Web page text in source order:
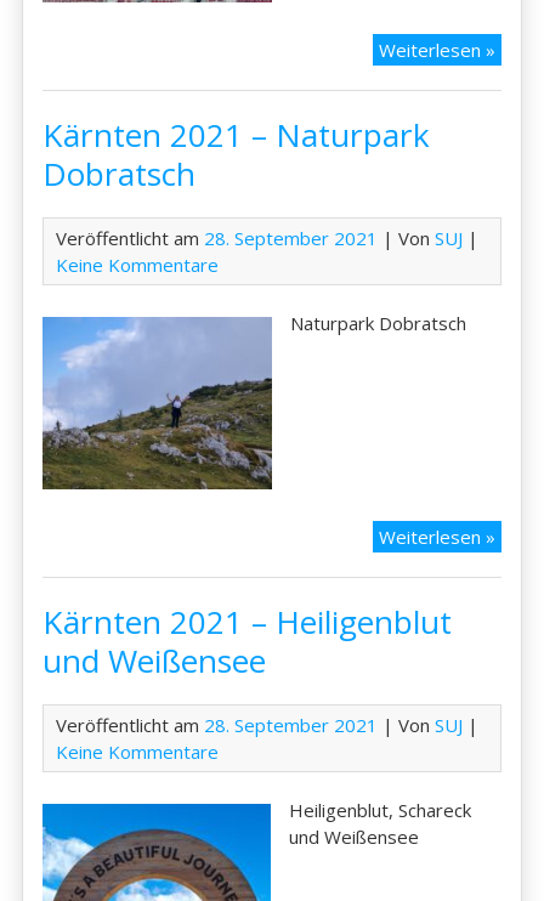
Weiterlesen »
Kärnten 2021 – Naturpark
Dobratsch
Veröffentlicht am 28. September 2021 | VonSUJ |
Keine Kommentare
Naturpark Dobratsch
Weiterlesen »
Kärnten 2021 – Heiligenblut
und Weißensee
Veröffentlicht am 28. September 2021 | VonSUJ |
Keine Kommentare
Heiligenblut, Schareck
und Weißensee